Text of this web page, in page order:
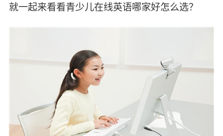
就一起来看看青少儿在线英语哪家好怎么选？